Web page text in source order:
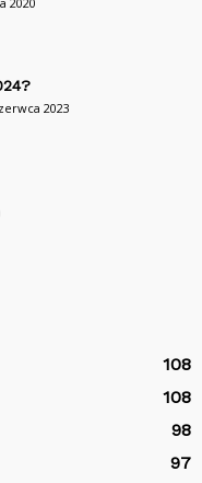
2023
108
108
98
97